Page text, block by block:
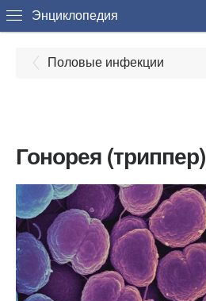
Энциклопедия
Половые инфекции
Гонорея (триппер)